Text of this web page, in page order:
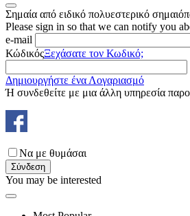
Σημαία από ειδικό πολυεστερικό
Please sign in so that we can notify you
e-mail
ΚώδικόςΞεχάσατε τον Κωδικό;
Δημιουργήστε ένα Λογαριασμό
Ή συνδεθείτε με μια άλλη υπηρεσία
Να με θυμάσαι
Σύνδεση
You may be interested